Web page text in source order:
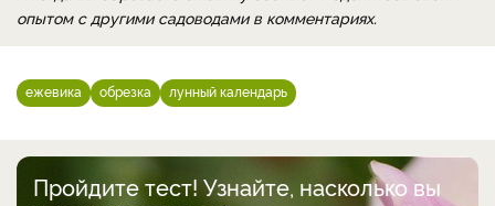
опытом с другими садоводами в комментариях.
ежевика обрезка лунный календарь
Пройдите тест! Узнайте, насколько вы